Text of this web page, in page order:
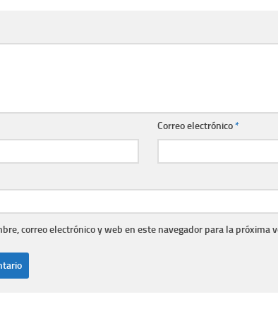
Correo electrónico*
correo electrónico y web en este navegador para la próxima